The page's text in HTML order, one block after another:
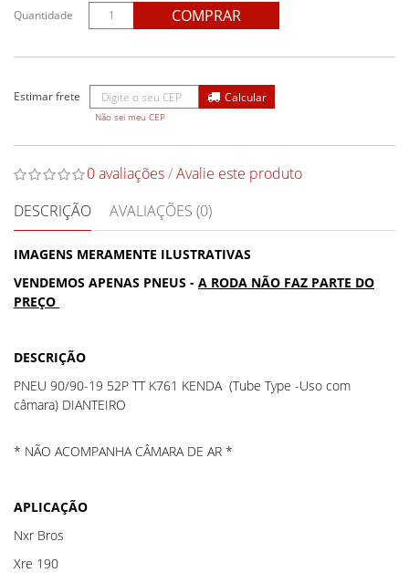
Quantidade COMPRAR
Não sei meu CEP
0 avaliações/Avalie este produto
DESCRIÇÃO
AVALIAÇÕES (0)
IMAGENS MERAMENTE ILUSTRATIVAS
VENDEMOS APENAS PNEUS - A RODA NÃO FAZ PARTE DO
PREÇO
DESCRIÇÃO
PNEU 90/90-19 52P TT K761 KENDA (Tube Type -Uso com
câmara) DIANTEIRO
* NÃO ACOMPANHA CÂMARA DE AR *
APLICAÇÃO
Nxr Bros
Xre 190